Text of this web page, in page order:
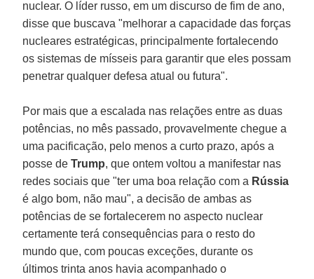
nuclear. O líder russo, em um discurso de fim de ano,
disse que buscava "melhorar a capacidade das forças
nucleares estratégicas, principalmente fortalecendo
os sistemas de mísseis para garantir que eles possam
penetrar qualquer defesa atual ou futura".
Por mais que a escalada nas relações entre as duas
potências, no mês passado, provavelmente chegue a
uma pacificação, pelo menos a curto prazo, após a
posse deTrump, que ontem voltou a manifestar nas
redes sociais que "ter uma boa relação com a Rússia
é algo bom, não mau", a decisão de ambas as
potências de se fortalecerem no aspecto nuclear
certamente terá consequências para o resto do
mundo que, com poucas exceções, durante os
últimos trinta anos havia acompanhado o